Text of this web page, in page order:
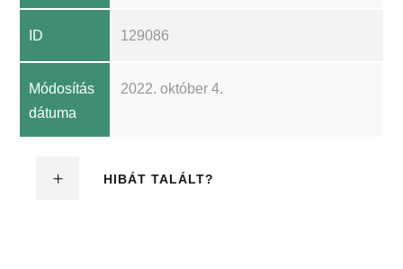
ID 129086
Módosítás
dátuma
2022. október 4.
HIBÁT TALÁLT?